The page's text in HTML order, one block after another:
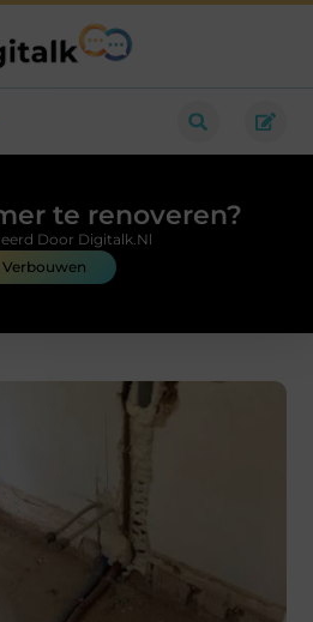
te renoveren?
Verbouwen
Door Digitalk.nl